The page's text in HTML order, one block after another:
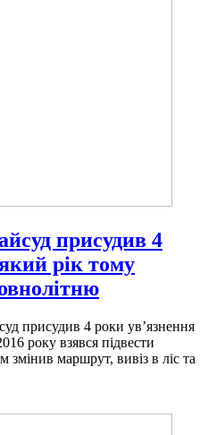
присудив 4
рік тому
присудив 4 роки ув’язнення
року взявся підвести
змінив маршрут, вивіз в ліс та